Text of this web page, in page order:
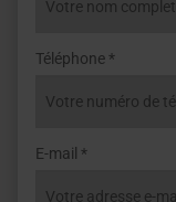
Téléphone *
E-mail *